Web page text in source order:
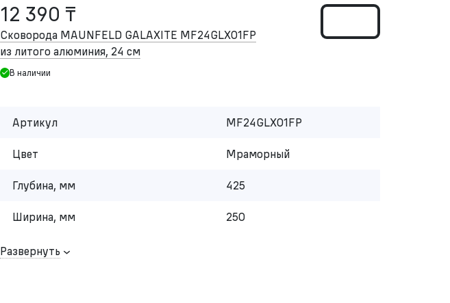
12 390 ₸
Сковорода MAUNFELD GALAXITE MF24GLX01FP
из литого алюминия, 24 см
В наличии
Артикул MF24GLX01FP
Цвет Мраморный
Глубина, мм 425
Ширина, мм 250
Развернуть